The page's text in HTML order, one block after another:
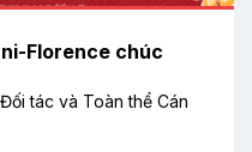
Florence chúc
tác và Toàn thể Cán